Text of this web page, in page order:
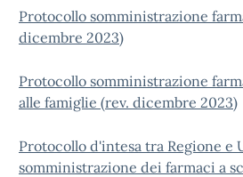
Protocollo somministrazione
dicembre 2023)
Protocollo somministrazione
alle famiglie (rev. dicembre 2023)
Protocollo d'intesa tra Regione e
somministrazione dei farmaci a